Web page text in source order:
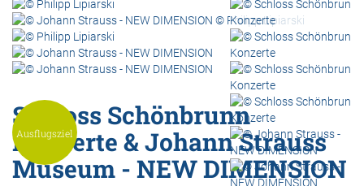
Schloss Schönbrunn
Konzerte & Johann Strauss
Museum - NEW DIMENSION
Ausflugsziel